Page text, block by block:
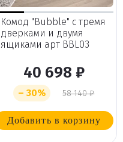
Комод "Bubble" с тремя
дверками и двумя
ящиками арт BBL03
40 698 ₽
– 30% 58 140 ₽
Добавить в корзину